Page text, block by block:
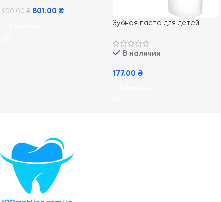
900.00₴ 801.00 ₴
Зубная паста для детей
со вкусом клубники 75 мл
В наличии
177.00 ₴